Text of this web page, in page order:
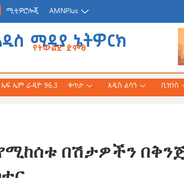
ሚቲዎሮሎጂ AMNPlus
ሚዲያ ኔትዎርክ
የትውልድ ድምፅ
ዐቢይ አሕመድ (ዶ/ር)
በቻይንኛ ተተርጉሞ በቅርቡ
ኤፍ ኤም ራዲዮ 96.3 ቀጥታ አዲስ ልሳን ቢዝነስ
በሽታዎችን